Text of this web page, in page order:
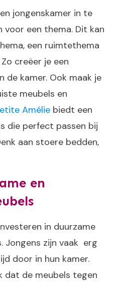
jongenskamer in te
een thema. Dit kan
een ruimtethema
creëer je een
de kamer. Ook maak je
meubels en
Amélie biedt een
die perfect passen bij
aan stoere bedden,
en
in duurzame
Jongens zijn vaak erg
door in hun kamer.
dat de meubels tegen